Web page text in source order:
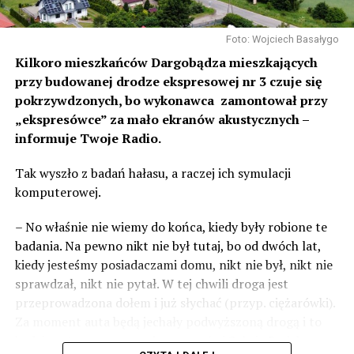
Foto: Wojciech Basałygo
Kilkoro mieszkańców Dargobądza mieszkających
przy budowanej drodze ekspresowej nr 3 czuje się
pokrzywdzonych, bo wykonawca zamontował przy
„ekspresówce” za mało ekranów akustycznych –
informuje Twoje Radio.
Tak wyszło z badań hałasu, a raczej ich symulacji
komputerowej.
– No właśnie nie wiemy do końca, kiedy były robione te
badania. Na pewno nikt nie był tutaj, bo od dwóch lat,
kiedy jesteśmy posiadaczami domu, nikt nie był, nikt nie
sprawdzał, nikt nie pytał. W tej chwili droga jest
przeprowadzona dołem i już słychać (przyp. ciężarówki).
będzie czteropasmowa droga – mówi Sylwia Rudak,